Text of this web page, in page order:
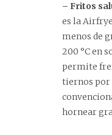
– Fritos
es la
menos de
200 °C en
permite
tiernos por
hornear